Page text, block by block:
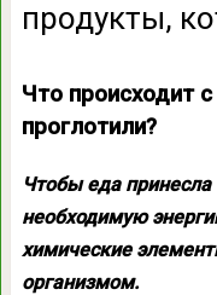
продукты,
Что происходит
проглотили?
Чтобы еда принесла
необходимую
химические
организмом.